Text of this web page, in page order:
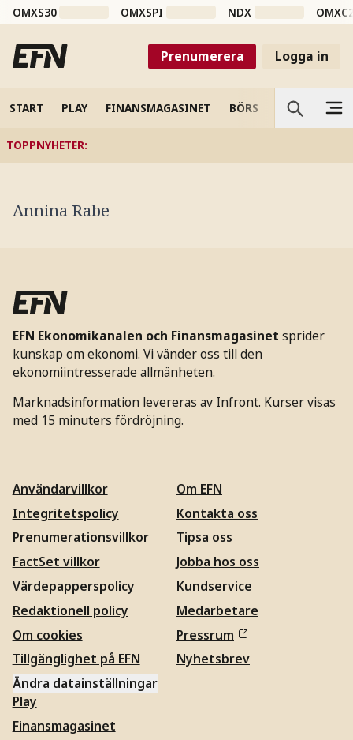
OMXS30 OMXSPI NDX
Prenumerera Logga in
START PLAY FINANSMAGASINET BÖRS VETENSKAP
TOPPNYHETER:
Annina Rabe
EFN Ekonomikanalen och Finansmagasinet sprider
kunskap om ekonomi. Vi vänder oss till den
ekonomiintresserade allmänheten.
Marknadsinformation levereras av Infront. Kurser visas
med 15 minuters fördröjning.
Användarvillkor
Integritetspolicy
Prenumerationsvillkor
FactSet villkor
Värdepapperspolicy
Redaktionell policy
Om cookies
Tillgänglighet på EFN
Ändra datainställningar
Om EFN
Kontakta oss
Tipsa oss
Jobba hos oss
Kundservice
Medarbetare
Pressrum
Nyhetsbrev
Play
Finansmagasinet